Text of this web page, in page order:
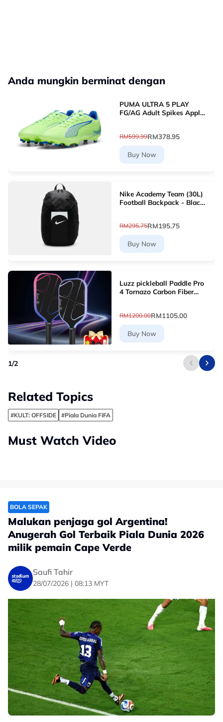
Anda mungkin berminat dengan
PUMA ULTRA 5 PLAY
FG/AG Adult Spikes Apple
RM599.99RM378.95
Buy Now
Nike Academy Team (30L)
Football Backpack - Black
RM295.75RM195.75
Buy Now
Luzz pickleball Paddle Pro
4 Tornazo Carbon Fiber
RM1200.00RM1105.00
Buy Now
1/2
Related Topics
#KULT: OFFSIDE #Piala Dunia FIFA
Must Watch Video
BOLA SEPAK
Malukan penjaga gol Argentina!
Anugerah Gol Terbaik Piala Dunia 2026
milik pemain Cape Verde
Saufi Tahir
28/07/2026 | 08:13 MYT